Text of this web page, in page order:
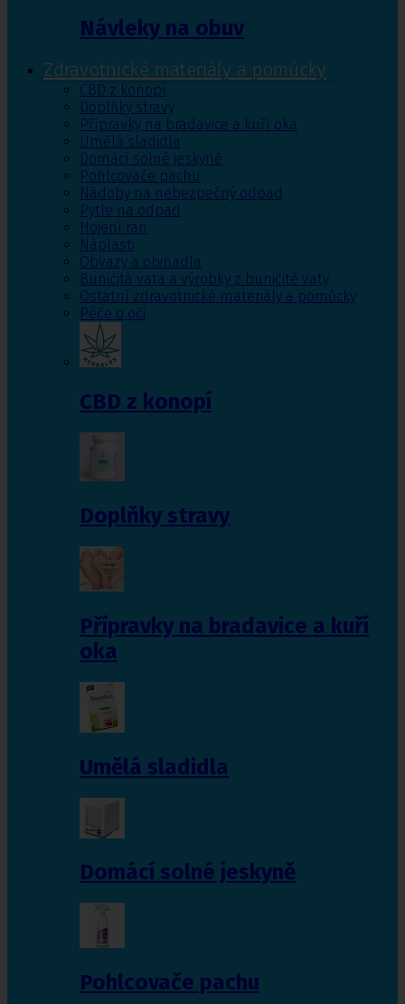
Návleky na obuv
Zdravotnické materiály a pomůcky
CBD z konopí
Doplňky stravy
Přípravky na bradavice a kuří oka
Umělá sladidla
Domácí solné jeskyně
Pohlcovače pachu
Nádoby na nebezpečný odpad
Pytle na odpad
Hojení ran
Náplasti
Obvazy a obinadla
Buničitá vata a výrobky z buničité vaty
Ostatní zdravotnické materiály a pomůcky
Péče o oči
CBD z konopí
Doplňky stravy
Přípravky na bradavice a kuří
oka
Umělá sladidla
Domácí solné jeskyně
Pohlcovače pachu